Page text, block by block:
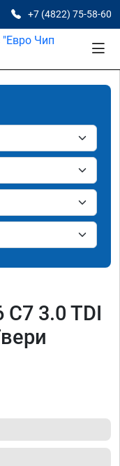
+7 (4822) 75-58-60
3.0 TDI